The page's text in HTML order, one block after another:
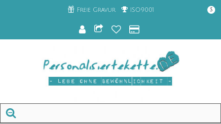
Freie Gravur ISO9001 $